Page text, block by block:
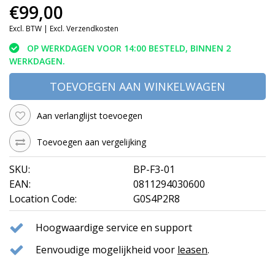
€99,00
Excl. BTW | Excl. Verzendkosten
OP WERKDAGEN VOOR 14:00 BESTELD, BINNEN 2
WERKDAGEN.
TOEVOEGEN AAN WINKELWAGEN
Aan verlanglijst toevoegen
Toevoegen aan vergelijking
SKU:
BP-F3-01
EAN:
0811294030600
Location Code:
G0S4P2R8
Hoogwaardige service en support
Eenvoudige mogelijkheid voor leasen.